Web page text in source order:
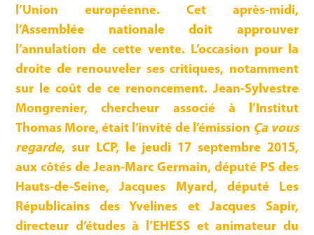
l’Union européenne. Cet après-midi,
l’Assemblée nationale doit approuver
l’annulation de cette vente. L’occasion pour la
droite de renouveler ses critiques, notamment
sur le coût de ce renoncement. Jean-Sylvestre
Mongrenier, chercheur associé à l’Institut
Thomas More, était l’invité de l’émission Ça vous
regarde, sur LCP, le jeudi 17 septembre 2015,
aux côtés de Jean-Marc Germain, député PS des
Hauts-de-Seine, Jacques Myard, député Les
Républicains des Yvelines et Jacques Sapir,
directeur d’études à l’EHESS et animateur du